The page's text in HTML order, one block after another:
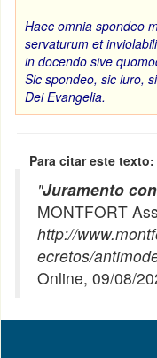
Haec omnia spondeo
servaturum et
in docendo sive
Sic spondeo, sic iuro,
Dei Evangelia.
Para citar este texto:
"Juramento
MONTFORT
http://
ecretos/
Online, 09/08/